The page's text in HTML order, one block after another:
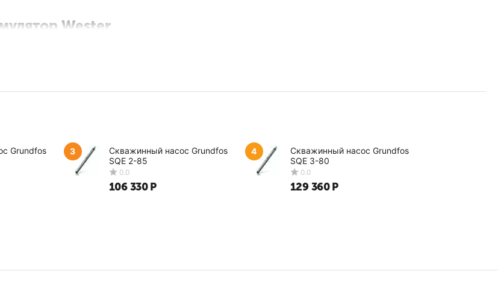
Wester
предлагает невероятное разнообразие товаров. Чтобы не потеряться в таком широком ассортименте,
прайс, сможете уточнить цену, чтобы сориентироваться по своему бюджету. Получить товар можно с доставкой
Grundfos
3
Скважинный насос Grundfos
SQE 2-85
106 330 Р
4
Скважинный насос Grundfos
SQE 3-80
129 360 Р